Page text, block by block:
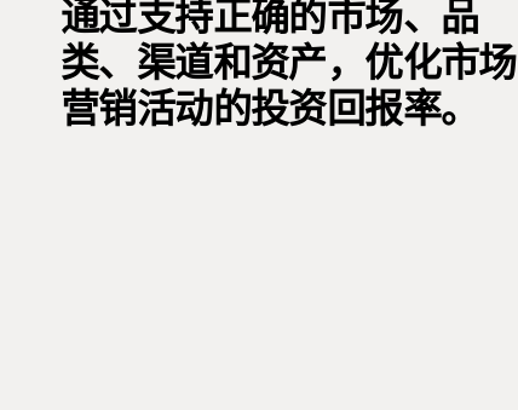
通过支持正确的市场、品
类、渠道和资产，优化市场
营销活动的投资回报率。